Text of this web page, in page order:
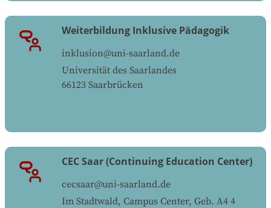
Weiterbildung Inklusive Pädagogik
inklusion@uni-saarland.de
Universität des Saarlandes
66123 Saarbrücken
CEC Saar (Continuing Education Center)
cecsaar@uni-saarland.de
Im Stadtwald, Campus Center, Geb. A4 4